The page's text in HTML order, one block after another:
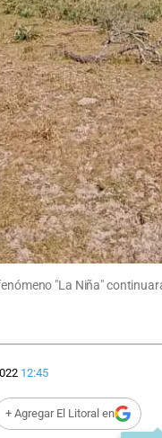
"La Niña"
12:45
+ Agregar El Litoral en